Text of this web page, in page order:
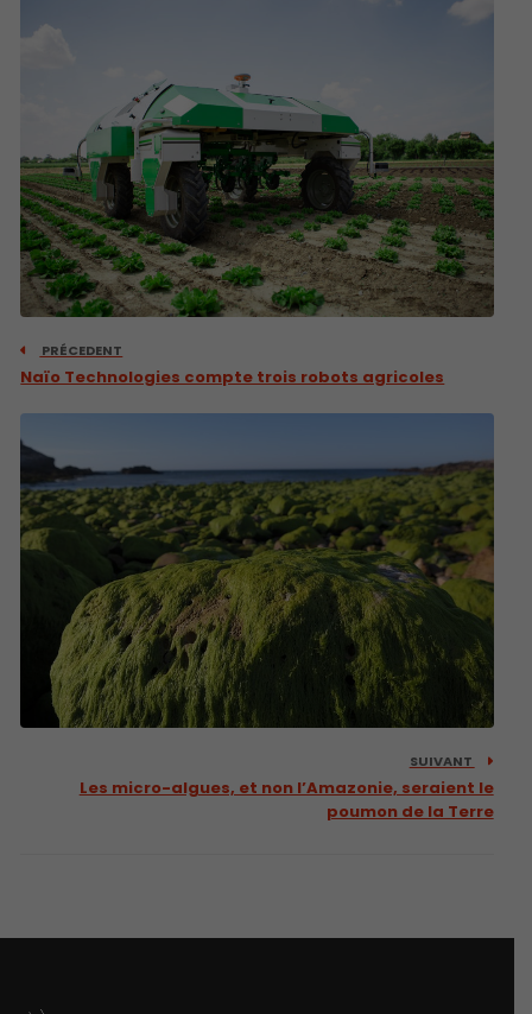
PRÉCEDENT
Naïo Technologies compte trois robots agricoles
SUIVANT
Les micro-algues, et non l’Amazonie, seraient le
poumon de la Terre